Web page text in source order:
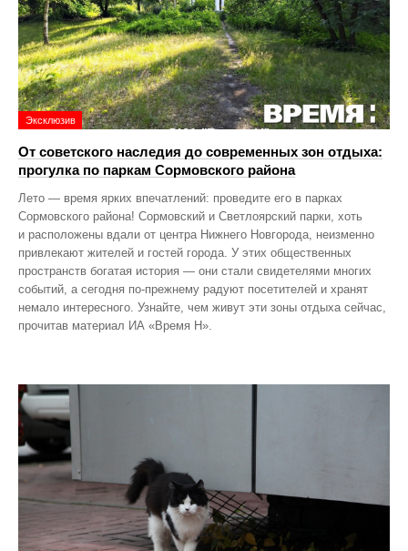
Эксклюзив
От советского наследия до современных зон отдыха:
прогулка по паркам Сормовского района
Лето — время ярких впечатлений: проведите его в парках
Сормовского района! Сормовский и Светлоярский парки, хоть
и расположены вдали от центра Нижнего Новгорода, неизменно
привлекают жителей и гостей города. У этих общественных
пространств богатая история — они стали свидетелями многих
событий, а сегодня по‑прежнему радуют посетителей и хранят
немало интересного. Узнайте, чем живут эти зоны отдыха сейчас,
прочитав материал ИА «Время Н».